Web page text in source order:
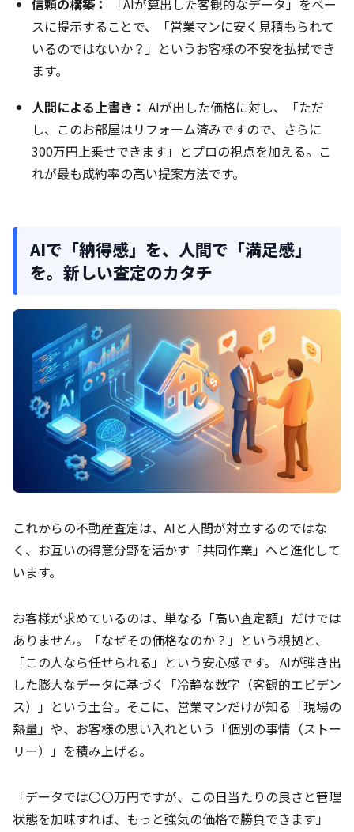
スに提示することで、「営業マンに安く見積もられて
いるのではないか？」というお客様の不安を払拭でき
ます。
人間による上書き： AIが出した価格に対し、「ただ
し、このお部屋はリフォーム済みですので、さらに
300万円上乗せできます」とプロの視点を加える。こ
れが最も成約率の高い提案方法です。
AIで「納得感」を、人間で「満足感」
を。新しい査定のカタチ
これからの不動産査定は、AIと人間が対立するのではな
く、お互いの得意分野を活かす「共同作業」へと進化して
います。
お客様が求めているのは、単なる「高い査定額」だけでは
ありません。「なぜその価格なのか？」という根拠と、
「この人なら任せられる」という安心感です。 AIが弾き出
した膨大なデータに基づく「冷静な数字（客観的エビデン
ス）」という土台。そこに、営業マンだけが知る「現場の
熱量」や、お客様の思い入れという「個別の事情（ストー
リー）」を積み上げる。
「データでは〇〇万円ですが、この日当たりの良さと管理
状態を加味すれば、もっと強気の価格で勝負できます」